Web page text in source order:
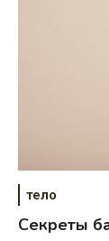
тело
Секреты